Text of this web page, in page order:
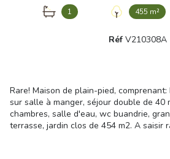
1 455 m²
Réf V210308A
Rare! Maison de plain-pied,
sur salle à manger, séjour double de 40
chambres, salle d'eau, wc buandrie,
terrasse, jardin clos de 454 m2. A saisir